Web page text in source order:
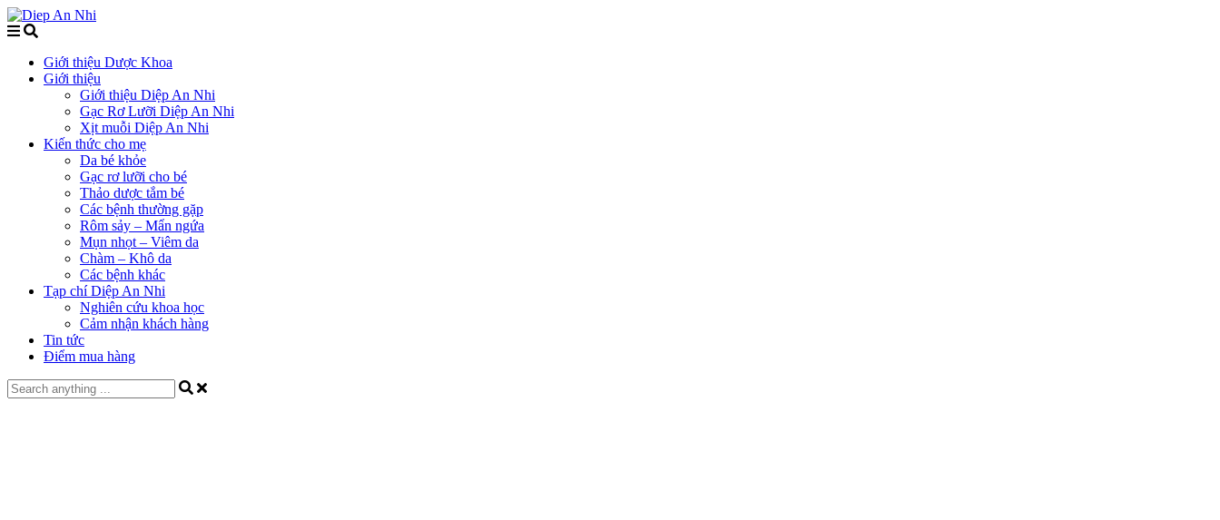
Giới thiệu Dược Khoa
Giới thiệu
Giới thiệu Diệp An Nhi
Gạc Rơ Lưỡi Diệp An Nhi
Xịt muỗi Diệp An Nhi
Kiến thức cho mẹ
Da bé khỏe
Gạc rơ lưỡi cho bé
Thảo dược tắm bé
Các bệnh thường gặp
Rôm sảy – Mẩn ngứa
Mụn nhọt – Viêm da
Chàm – Khô da
Các bệnh khác
Tạp chí Diệp An Nhi
Nghiên cứu khoa học
Cảm nhận khách hàng
Tin tức
Điểm mua hàng